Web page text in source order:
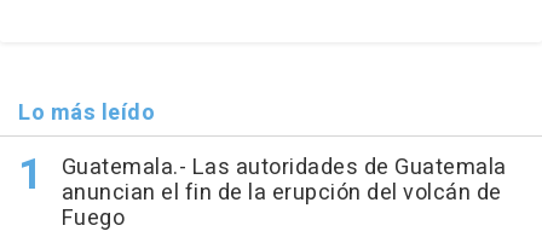
Lo más leído
Guatemala.- Las autoridades de Guatemala
anuncian el fin de la erupción del volcán de
Fuego